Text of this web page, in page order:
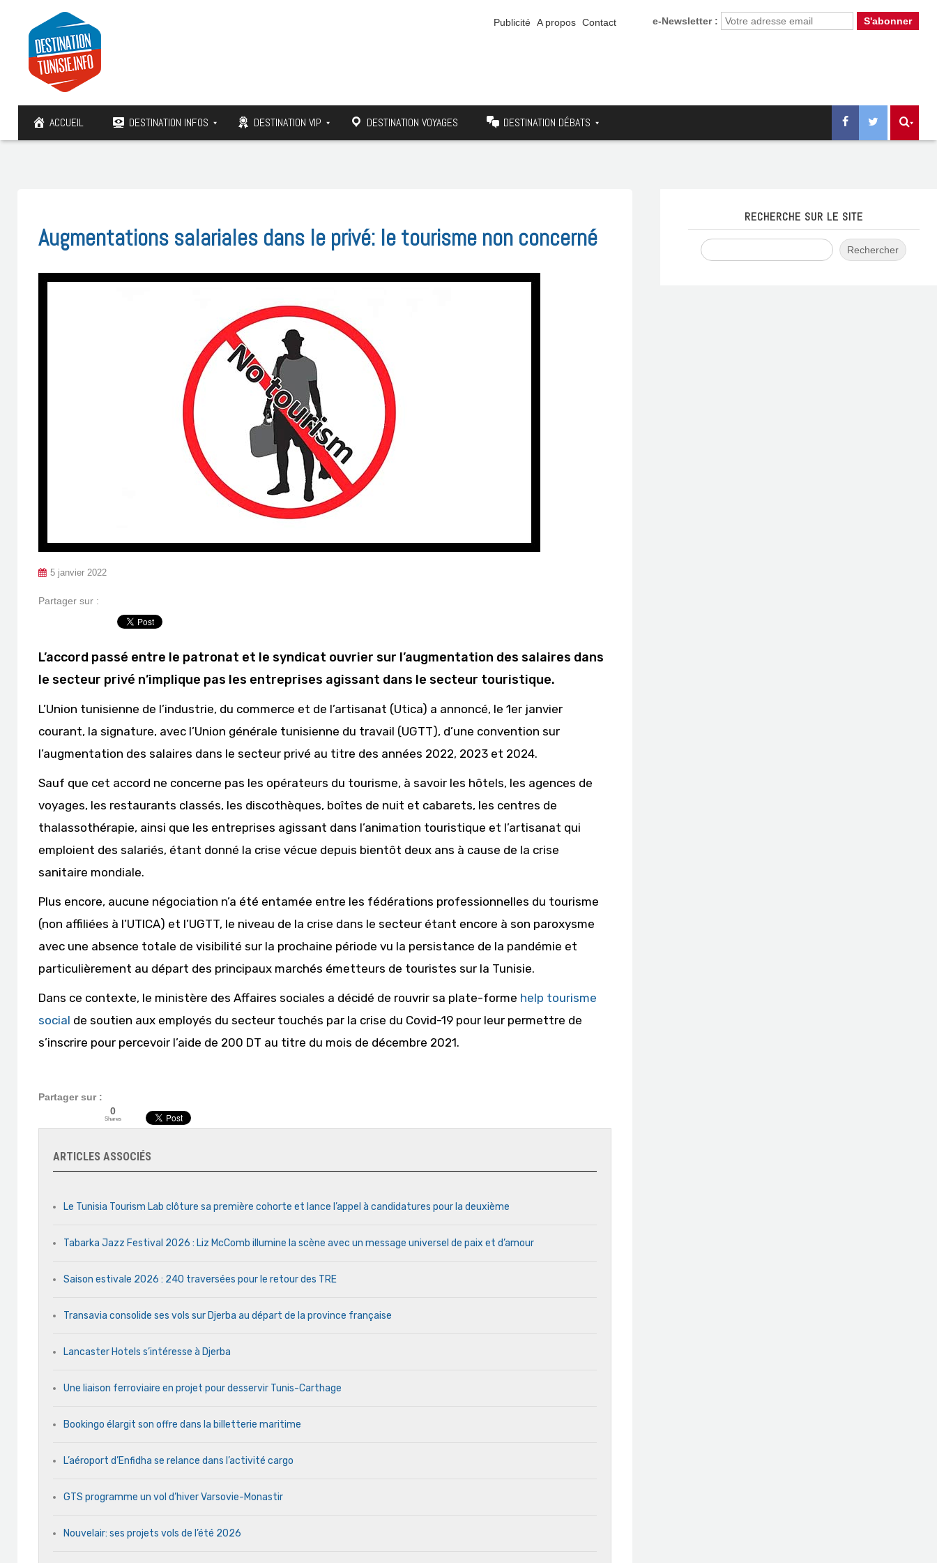
e-Newsletter :
Publicité A propos Contact
ACCUEIL DESTINATION INFOS DESTINATION VIP DESTINATION VOYAGES DESTINATION DÉBATS
Augmentations salariales dans le privé: le tourisme non concerné
5 janvier 2022
Partager sur :
L’accord passé entre le patronat et le syndicat ouvrier sur l’augmentation des salaires dans
le secteur privé n’implique pas les entreprises agissant dans le secteur touristique.
L’Union tunisienne de l’industrie, du commerce et de l’artisanat (Utica) a annoncé, le 1er janvier
courant, la signature, avec l’Union générale tunisienne du travail (UGTT), d’une convention sur
l’augmentation des salaires dans le secteur privé au titre des années 2022, 2023 et 2024.
Sauf que cet accord ne concerne pas les opérateurs du tourisme, à savoir les hôtels, les agences de
voyages, les restaurants classés, les discothèques, boîtes de nuit et cabarets, les centres de
thalassothérapie, ainsi que les entreprises agissant dans l’animation touristique et l’artisanat qui
emploient des salariés, étant donné la crise vécue depuis bientôt deux ans à cause de la crise
sanitaire mondiale.
Plus encore, aucune négociation n’a été entamée entre les fédérations professionnelles du tourisme
(non affiliées à l’UTICA) et l’UGTT, le niveau de la crise dans le secteur étant encore à son paroxysme
avec une absence totale de visibilité sur la prochaine période vu la persistance de la pandémie et
particulièrement au départ des principaux marchés émetteurs de touristes sur la Tunisie.
Dans ce contexte, le ministère des Affaires sociales a décidé de rouvrir sa plate-forme help tourisme
social de soutien aux employés du secteur touchés par la crise du Covid-19 pour leur permettre de
s’inscrire pour percevoir l’aide de 200 DT au titre du mois de décembre 2021.
Partager sur :
0
Shares
ARTICLES ASSOCIÉS
Le Tunisia Tourism Lab clôture sa première cohorte et lance l’appel à candidatures pour la deuxième
Tabarka Jazz Festival 2026 : Liz McComb illumine la scène avec un message universel de paix et d’amour
Saison estivale 2026 : 240 traversées pour le retour des TRE
Transavia consolide ses vols sur Djerba au départ de la province française
Lancaster Hotels s’intéresse à Djerba
Une liaison ferroviaire en projet pour desservir Tunis-Carthage
Bookingo élargit son offre dans la billetterie maritime
L’aéroport d’Enfidha se relance dans l’activité cargo
GTS programme un vol d’hiver Varsovie-Monastir
Nouvelair: ses projets vols de l’été 2026
RECHERCHE SUR LE SITE